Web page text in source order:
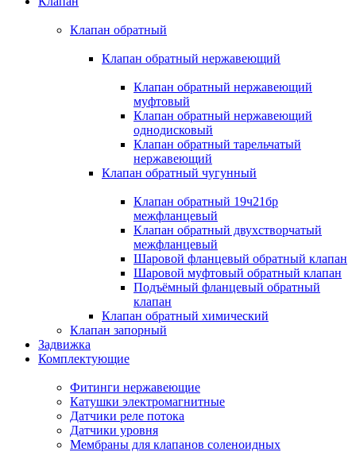
Клапан обратный
Клапан обратный нержавеющий
Клапан обратный нержавеющий
муфтовый
Клапан обратный нержавеющий
однодисковый
Клапан обратный тарельчатый
нержавеющий
Клапан обратный чугунный
Клапан обратный 19ч21бр
межфланцевый
Клапан обратный двухстворчатый
межфланцевый
Шаровой фланцевый обратный клапан
Шаровой муфтовый обратный клапан
Подъёмный фланцевый обратный
клапан
Клапан обратный химический
Клапан запорный
Задвижка
Комплектующие
Фитинги нержавеющие
Катушки электромагнитные
Датчики реле потока
Датчики уровня
Мембраны для клапанов соленоидных